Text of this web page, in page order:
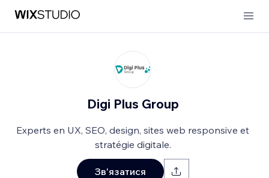
Digi Plus Group
Experts en UX, SEO, design, sites web responsive et
stratégie digitale.
Зв'язатися